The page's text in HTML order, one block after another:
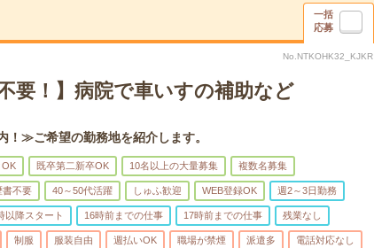
一括
応募
No.NTKOHK32_KJKR
要！】病院で車いすの補助など
≫ご希望の勤務地を紹介します。
OK 既卒第二新卒OK 10名以上の大量募集 複数名募集
書不要 40～50代活躍 しゅふ歓迎 WEB登録OK 週2～3日勤務
以降スタート 16時前までの仕事 17時前までの仕事 残業なし
制服 服装自由 週払いOK 職場が禁煙 派遣多 電話対応なし